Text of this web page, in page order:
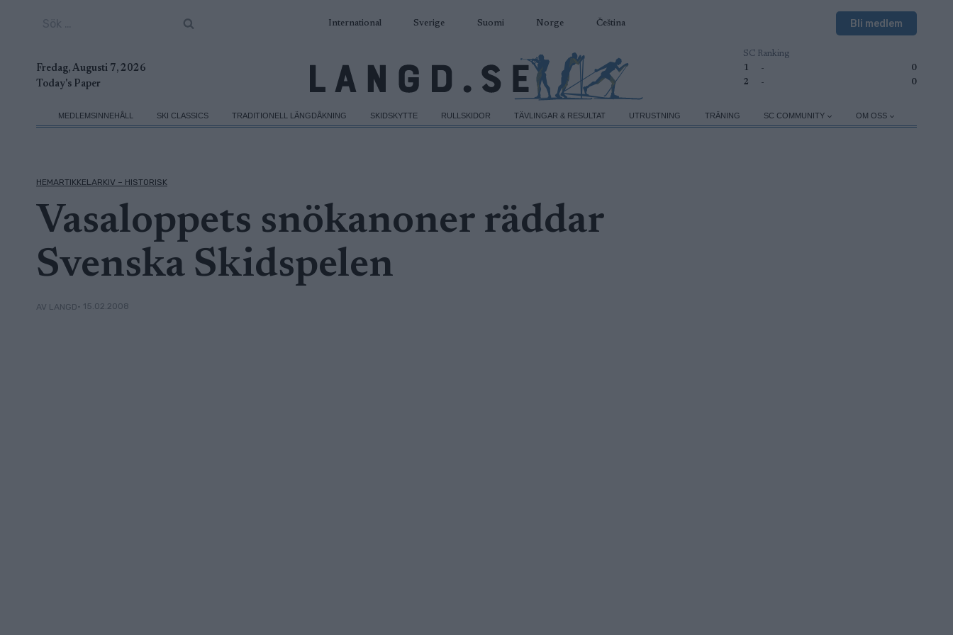
International Sverige Suomi Norge Čeština Bli medlem
Fredag, Augusti 7, 2026
Today's Paper
SC Ranking
1
-
0
2
- 0
MEDLEMSINNEHÅLL SKI CLASSICS TRADITIONELL LÄNGDÅKNING SKIDSKYTTE RULLSKIDOR TÄVLINGAR & RESULTAT UTRUSTNING TRÄNING SC COMMUNITY OM OSS
HEMARTIKKELARKIV – HISTORISK
Vasaloppets snökanoner räddar
Svenska Skidspelen
AV LANGD• 15.02.2008